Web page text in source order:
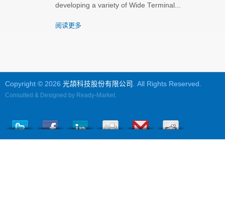
developing a variety of Wide Terminal...
阅读更多
Copyright © 2026 光頡科技股份有限公司 . All Rights Reserved.
Consulted & Designed by Ready-Market.